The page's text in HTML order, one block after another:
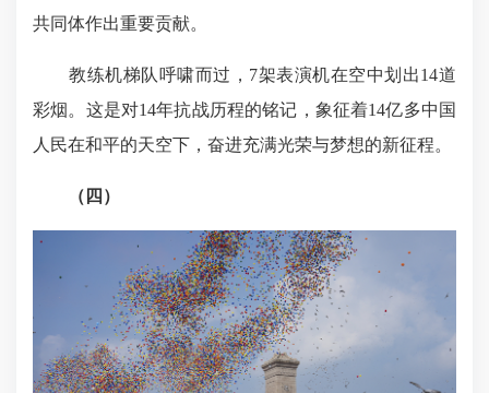
共同体作出重要贡献。
教练机梯队呼啸而过，7架表演机在空中划出14道
彩烟。这是对14年抗战历程的铭记，象征着14亿多中国
人民在和平的天空下，奋进充满光荣与梦想的新征程。
（四）